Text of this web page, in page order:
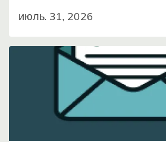
июль. 31, 2026